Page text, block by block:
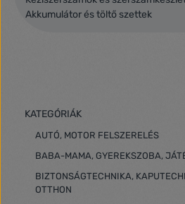
Akkumulátor és töltő szettek
KATEGÓRIÁK
AUTÓ, MOTOR FELSZERELÉS
BABA-MAMA, GYEREKSZOBA,
BIZTONSÁGTECHNIKA,
OTTHON